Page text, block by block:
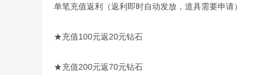
单笔充值返利（返利即时自动发放，道具需要申请）
★充值100元返20元钻石
★充值200元返70元钻石